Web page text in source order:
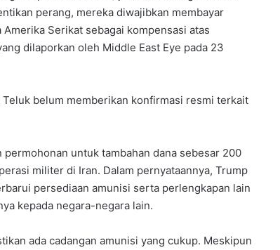
perang, mereka diwajibkan membayar
Serikat sebagai kompensasi atas
dilaporkan oleh Middle East Eye pada 23
belum memberikan konfirmasi resmi terkait
untuk tambahan dana sebesar 200
militer di Iran. Dalam pernyataannya, Trump
persediaan amunisi serta perlengkapan lain
kepada negara-negara lain.
ada cadangan amunisi yang cukup. Meskipun